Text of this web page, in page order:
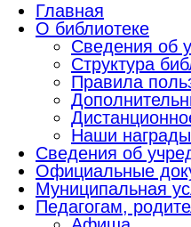
Главная
О библиотеке
Сведения об
Структура
Правила
Наши награды
Сведения об
Официальные
Муниципальная
Педагогам,